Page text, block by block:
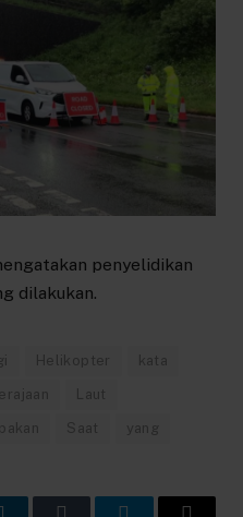
penyelidikan
dilakukan.
Helikopter kata
Laut
Saat yang